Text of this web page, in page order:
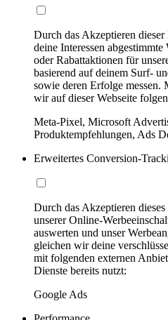
Durch das Akzeptieren
deine Interessen
oder Rabattaktionen für
basierend auf deinem Surf-
sowie deren Erfolge
wir auf dieser Webseite
Meta-Pixel, Microsoft
Produktempfehlungen, Ads
Erweitertes Conversion-
Durch das Akzeptieren
unserer Online-
auswerten und unser
gleichen wir deine
mit folgenden externen
Dienste bereits nutzt:
Google Ads